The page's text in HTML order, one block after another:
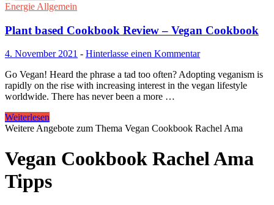
Energie Allgemein
Plant based Cookbook Review – Vegan Cookbook
4. November 2021 - Hinterlasse einen Kommentar
Go Vegan! Heard the phrase a tad too often? Adopting veganism is
rapidly on the rise with increasing interest in the vegan lifestyle
worldwide. There has never been a more …
Weiterlesen
Weitere Angebote zum Thema Vegan Cookbook Rachel Ama
Vegan Cookbook Rachel Ama
Tipps